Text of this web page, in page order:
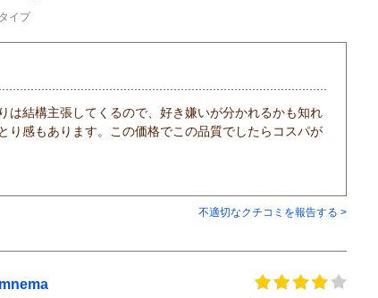
イプ
は結構主張してくるので、好き嫌いが分かれるかも知れ
り感もあります。この価格でこの品質でしたらコスパが
不適切なクチコミを報告する >